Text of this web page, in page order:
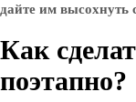
дайте им высохнуть
Как
поэтапно?